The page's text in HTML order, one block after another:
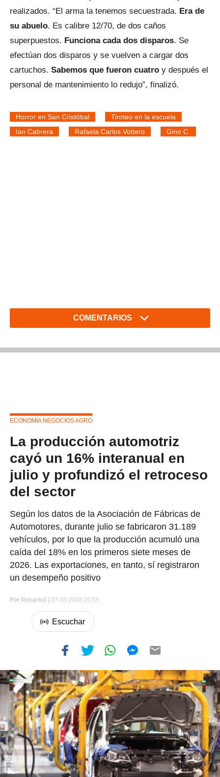
realizados. “El arma la tenemos secuestrada. Era de
su abuelo. Es calibre 12/70, de dos caños
superpuestos. Funciona cada dos disparos. Se
efectúan dos disparos y se vuelven a cargar dos
cartuchos. Sabemos que fueron cuatro y después el
personal de mantenimiento lo redujo”, finalizó.
Horror en San Cristóbal
Tiroteo en la escuela
Ian Cabrera
Rafaela Carlos Vottero Gino C.
COMENTARIOS